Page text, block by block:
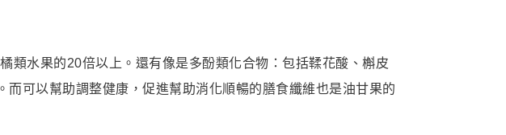
類水果的20倍以上。還有像是多酚類化合物：包括鞣花酸、槲皮
可以幫助調整健康，促進幫助消化順暢的膳食纖維也是油甘果的